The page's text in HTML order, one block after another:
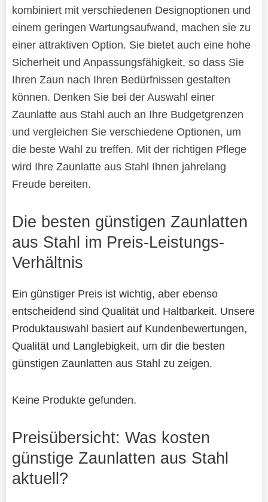
kombiniert mit verschiedenen Designoptionen und
einem geringen Wartungsaufwand, machen sie zu
einer attraktiven Option. Sie bietet auch eine hohe
Sicherheit und Anpassungsfähigkeit, so dass Sie
Ihren Zaun nach Ihren Bedürfnissen gestalten
können. Denken Sie bei der Auswahl einer
Zaunlatte aus Stahl auch an Ihre Budgetgrenzen
und vergleichen Sie verschiedene Optionen, um
die beste Wahl zu treffen. Mit der richtigen Pflege
wird Ihre Zaunlatte aus Stahl Ihnen jahrelang
Freude bereiten.
Die besten günstigen Zaunlatten
aus Stahl im Preis-Leistungs-
Verhältnis
Ein günstiger Preis ist wichtig, aber ebenso
entscheidend sind Qualität und Haltbarkeit. Unsere
Produktauswahl basiert auf Kundenbewertungen,
Qualität und Langlebigkeit, um dir die besten
günstigen Zaunlatten aus Stahl zu zeigen.
Keine Produkte gefunden.
Preisübersicht: Was kosten
günstige Zaunlatten aus Stahl
aktuell?